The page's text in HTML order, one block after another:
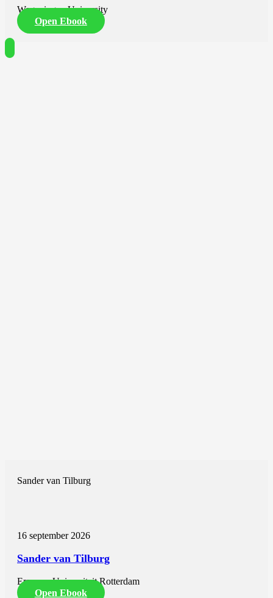
Wageningen University
Open Ebook
Sander van Tilburg
16 september 2026
Sander van Tilburg
Erasmus Universiteit Rotterdam
Open Ebook